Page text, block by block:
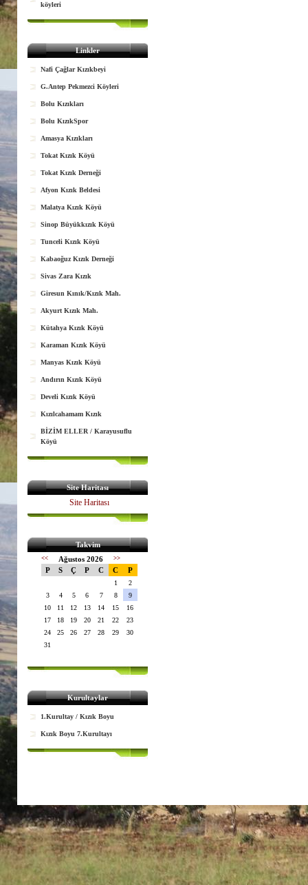
köyleri
Linkler
Nafi Çağlar Kızıkbeyi
G.Antep Pekmezci Köyleri
Bolu Kızıkları
Bolu KızıkSpor
Amasya Kızıkları
Tokat Kızık Köyü
Tokat Kızık Derneği
Afyon Kızık Beldesi
Malatya Kızık Köyü
Sinop Büyükkızık Köyü
Tunceli Kızık Köyü
Kabaoğuz Kızık Derneği
Sivas Zara Kızık
Giresun Kınık/Kızık Mah.
Akyurt Kızık Mah.
Kütahya Kızık Köyü
Karaman Kızık Köyü
Manyas Kızık Köyü
Andırın Kızık Köyü
Develi Kızık Köyü
Kızılcahamam Kızık
BİZİM ELLER / Karayusuflu
Köyü
Site Haritası
Site Haritası
Takvim
<< Ağustos 2026 >>
P S Ç P C C P
1
2
3
4 5 6 7 8
9
10
11 12 13 14 15
16
17
18 19 20 21 22
23
24
25 26 27 28 29
30
31
Kurultaylar
1.Kurultay / Kızık Boyu
Kızık Boyu 7.Kurultayı